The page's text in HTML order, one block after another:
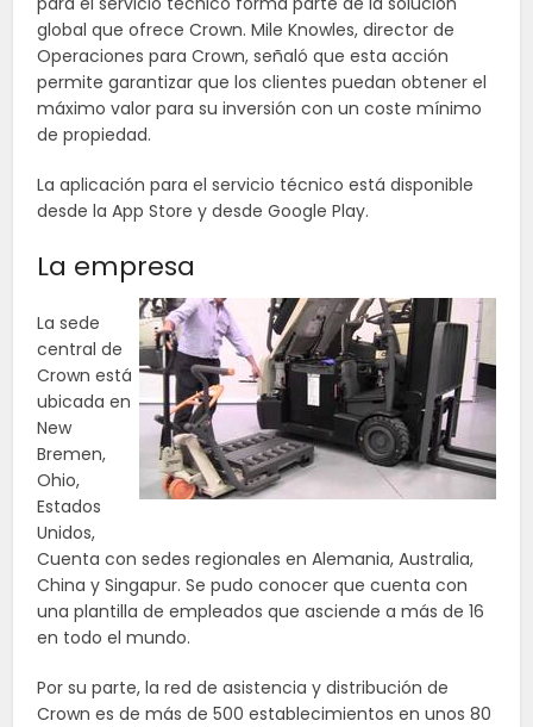
global que ofrece Crown. Mile Knowles, director de
Operaciones para Crown, señaló que esta acción
permite garantizar que los clientes puedan obtener el
máximo valor para su inversión con un coste mínimo
de propiedad.
La aplicación para el servicio técnico está disponible
desde la App Store y desde Google Play.
La empresa
La sede
central de
Crown está
ubicada en
New
Bremen,
Ohio,
Estados
Unidos,
Cuenta con sedes regionales en Alemania, Australia,
China y Singapur. Se pudo conocer que cuenta con
una plantilla de empleados que asciende a más de 16
en todo el mundo.
Por su parte, la red de asistencia y distribución de
Crown es de más de 500 establecimientos en unos 80